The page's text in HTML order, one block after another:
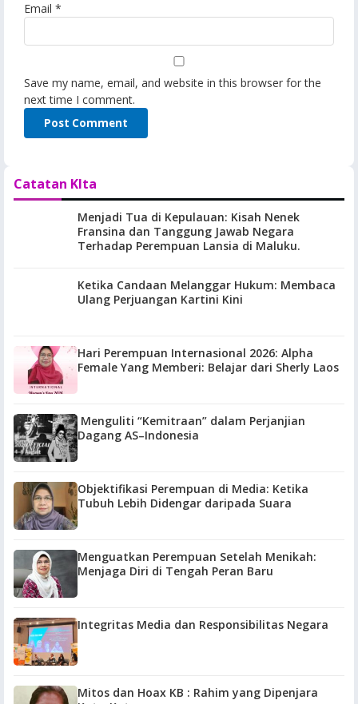
Email *
Save my name, email, and website in this browser for the
next time I comment.
Catatan KIta
Menjadi Tua di Kepulauan: Kisah Nenek
Fransina dan Tanggung Jawab Negara
Terhadap Perempuan Lansia di Maluku.
Ketika Candaan Melanggar Hukum: Membaca
Ulang Perjuangan Kartini Kini
Hari Perempuan Internasional 2026: Alpha
Female Yang Memberi: Belajar dari Sherly Laos
Menguliti “Kemitraan” dalam Perjanjian
Dagang AS–Indonesia
Objektifikasi Perempuan di Media: Ketika
Tubuh Lebih Didengar daripada Suara
Menguatkan Perempuan Setelah Menikah:
Menjaga Diri di Tengah Peran Baru
Integritas Media dan Responsibilitas Negara
Mitos dan Hoax KB : Rahim yang Dipenjara